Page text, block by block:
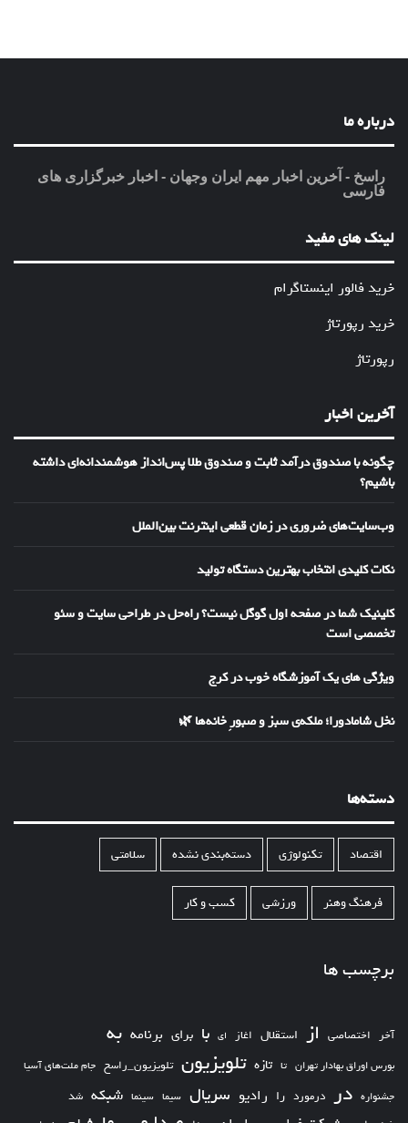
درباره ما
راسخ - آخرین اخبار مهم ایران وجهان - اخبار خبرگزاری های
فارسی
لینک های مفید
خرید فالور اینستاگرام
خرید رپورتاژ
رپورتاژ
آخرین اخبار
چگونه با صندوق درآمد ثابت و صندوق طلا پس‌انداز هوشمندانه‌ای داشته
باشیم؟
وب‌سایت‌های ضروری در زمان قطعی اینترنت بین‌الملل
نکات کلیدی انتخاب بهترین دستگاه تولید
کلینیک شما در صفحه اول گوگل نیست؟ راه‌حل در طراحی سایت و سئو
تخصصی است
ویژگی های یک آموزشگاه خوب در کرج
نخل شامادورا؛ ملکه‌ی سبز و صبورِ خانه‌ها 🌿
دسته‌ها
اقتصاد تکنولوژی دسته‌بندی نشده سلامتی
فرهنگ وهنر ورزشی کسب و کار
برچسب ها
آخر اختصاصی از استقلال اغاز ای با برای برنامه به
بورس اوراق بهادار تهران تا تازه تلویزیون تلویزیون_راسخ جام ملت‌های آسیا
جشنواره در درمورد را رادیو سریال سیما سینما شبکه شد